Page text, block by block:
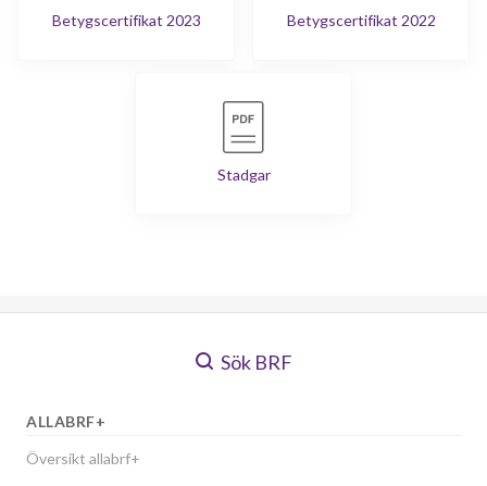
Betygscertifikat 2023 Betygscertifikat 2022
Stadgar
Sök BRF
ALLABRF+
Översikt allabrf+